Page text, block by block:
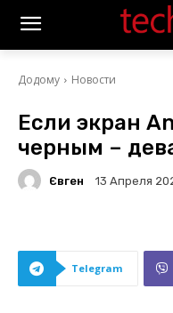
Додому Новости
Если экран
черным –
Євген 13 Апреля
Telegram